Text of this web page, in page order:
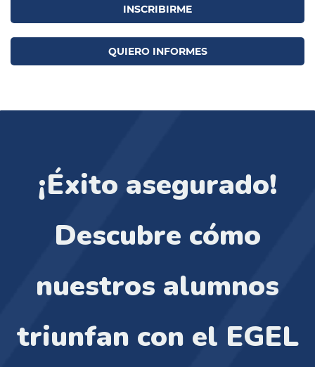
INSCRIBIRME
QUIERO INFORMES
¡Éxito asegurado!
Descubre cómo
nuestros alumnos
triunfan con el EGEL